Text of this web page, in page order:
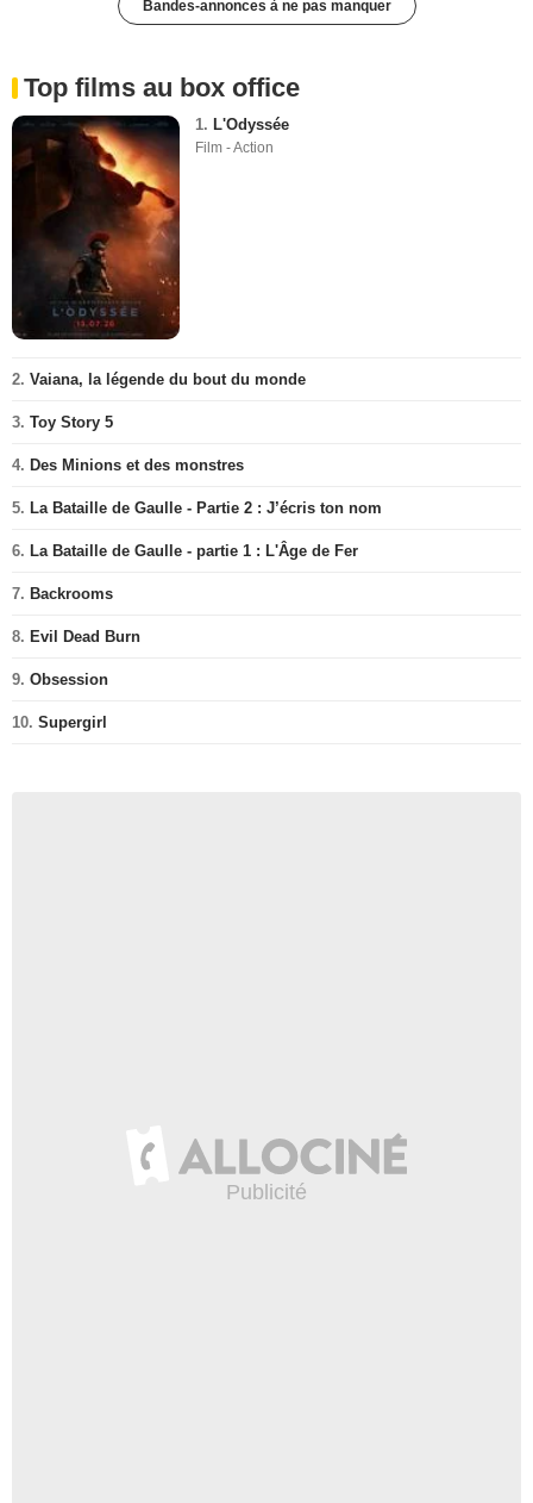
Bandes-annonces à ne pas manquer
Top films au box office
1. L'Odyssée
Film - Action
2. Vaiana, la légende du bout du monde
3. Toy Story 5
4. Des Minions et des monstres
5. La Bataille de Gaulle - Partie 2 : J’écris ton nom
6. La Bataille de Gaulle - partie 1 : L'Âge de Fer
7. Backrooms
8. Evil Dead Burn
9. Obsession
10. Supergirl